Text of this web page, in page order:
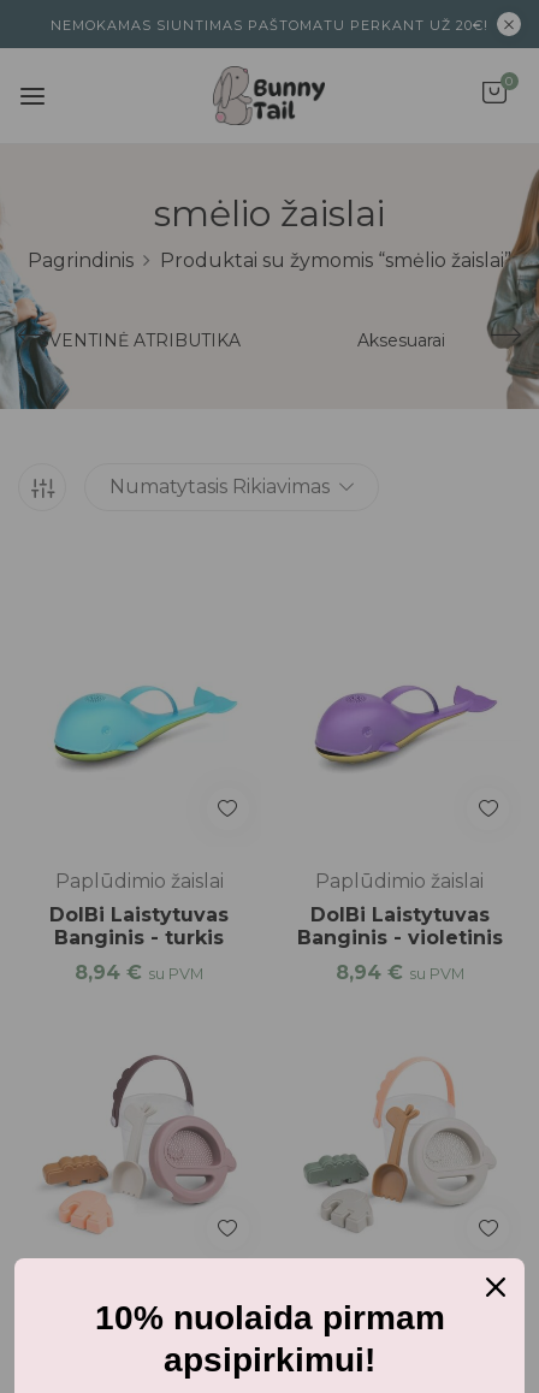
NEMOKAMAS SIUNTIMAS PAŠTOMATU PERKANT UŽ 20€!
0
smėlio žaislai
Pagrindinis Produktai su žymomis “smėlio žaislai”
ŠVENTINĖ ATRIBUTIKA Aksesuarai
Numatytasis Rikiavimas
Paplūdimio žaislai
DolBi Laistytuvas
Banginis - turkis
8,94€ su PVM
Paplūdimio žaislai
DolBi Laistytuvas
Banginis - violetinis
8,94 € su PVM
DONE BY DEER Smėlio
žaidimų rinkinys 5
dalių - powder mix
Paplūdimio žaislai
DONE BY DEER Smėlio
žaidimų rinkinys 5
dalių - sand mix
10% nuolaida pirmam
apsipirkimui!